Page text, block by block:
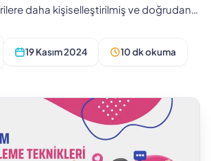
daha kişiselleştirilmiş ve doğrudan
19 Kasım 2024 10 dk okuma